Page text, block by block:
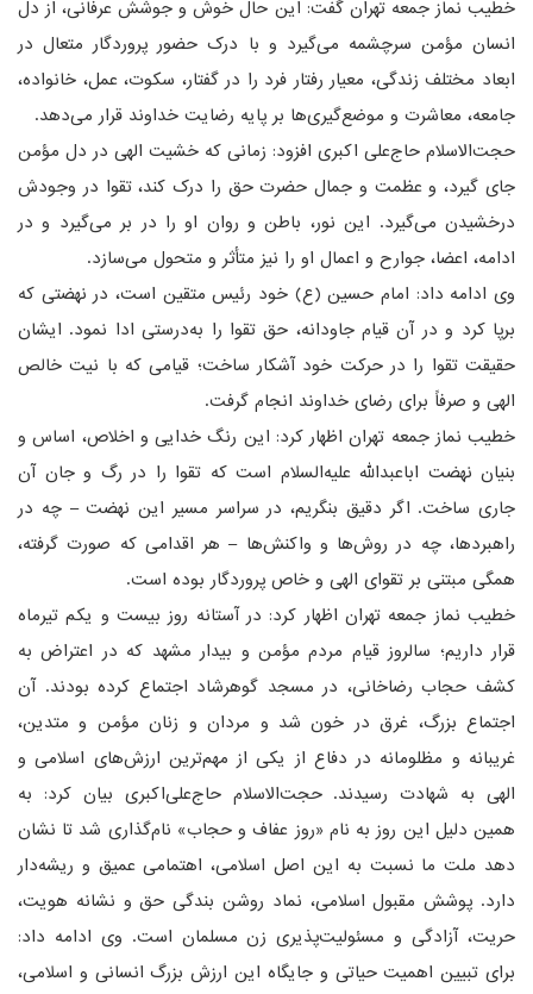
خطیب نماز جمعه تهران گفت: این حال خوش و جوشش عرفانی، از دل
انسان مؤمن سرچشمه می‌گیرد و با درک حضور پروردگار متعال در
ابعاد مختلف زندگی، معیار رفتار فرد را در گفتار، سکوت، عمل، خانواده،
جامعه، معاشرت و موضع‌گیری‌ها بر پایه رضایت خداوند قرار می‌دهد.
حجت‌الاسلام حاج‌علی اکبری افزود: زمانی که خشیت الهی در دل مؤمن
جای گیرد، و عظمت و جمال حضرت حق را درک کند، تقوا در وجودش
درخشیدن می‌گیرد. این نور، باطن و روان او را در بر می‌گیرد و در
ادامه، اعضا، جوارح و اعمال او را نیز متأثر و متحول می‌سازد.
وی ادامه داد: امام حسین (ع) خود رئیس متقین است، در نهضتی که
برپا کرد و در آن قیام جاودانه، حق تقوا را به‌درستی ادا نمود. ایشان
حقیقت تقوا را در حرکت خود آشکار ساخت؛ قیامی که با نیت خالص
الهی و صرفاً برای رضای خداوند انجام گرفت.
خطیب نماز جمعه تهران اظهار کرد: این رنگ خدایی و اخلاص، اساس و
بنیان نهضت اباعبدالله علیه‌السلام است که تقوا را در رگ و جان آن
جاری ساخت. اگر دقیق بنگریم، در سراسر مسیر این نهضت – چه در
راهبردها، چه در روش‌ها و واکنش‌ها – هر اقدامی که صورت گرفته،
همگی مبتنی بر تقوای الهی و خاص پروردگار بوده است.
خطیب نماز جمعه تهران اظهار کرد: در آستانه روز بیست و یکم تیرماه
قرار داریم؛ سالروز قیام مردم مؤمن و بیدار مشهد که در اعتراض به
کشف حجاب رضاخانی، در مسجد گوهرشاد اجتماع کرده بودند. آن
اجتماع بزرگ، غرق در خون شد و مردان و زنان مؤمن و متدین،
غریبانه و مظلومانه در دفاع از یکی از مهم‌ترین ارزش‌های اسلامی و
الهی به شهادت رسیدند. حجت‌الاسلام حاج‌علی‌اکبری بیان کرد: به
همین دلیل این روز به نام «روز عفاف و حجاب» نام‌گذاری شد تا نشان
دهد ملت ما نسبت به این اصل اسلامی، اهتمامی عمیق و ریشه‌دار
دارد. پوشش مقبول اسلامی، نماد روشن بندگی حق و نشانه هویت،
حریت، آزادگی و مسئولیت‌پذیری زن مسلمان است. وی ادامه داد:
برای تبیین اهمیت حیاتی و جایگاه این ارزش بزرگ انسانی و اسلامی،